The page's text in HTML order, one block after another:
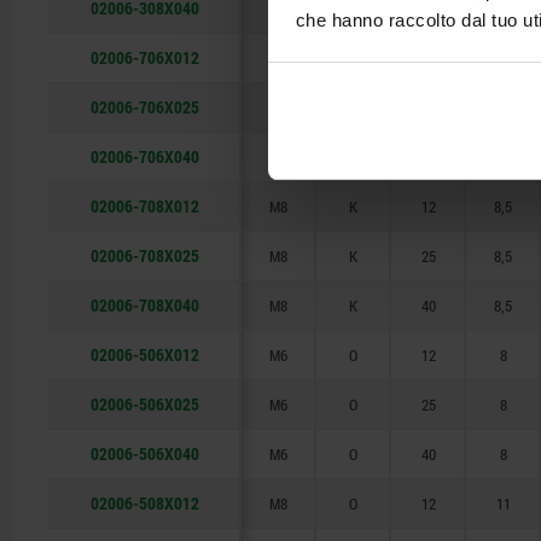
che hanno raccolto dal tuo
02006-308X040
02006-706X012 M6 K 12 6
02006-706X025
02006-706X040
02006-708X012 M8 K 12 8,5
02006-708X025 M8 K 25 8,5
02006-708X040 M8 K 40 8,5
02006-506X012 M6 O 12 8
02006-506X025 M6 O 25 8
02006-506X040 M6 O 40 8
02006-508X012 M8 O 12 11